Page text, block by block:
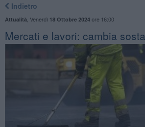
Indietro
Attualità Venerdì 18 Ottobre 2024ore 16:00
​Mercati e lavori: cambia